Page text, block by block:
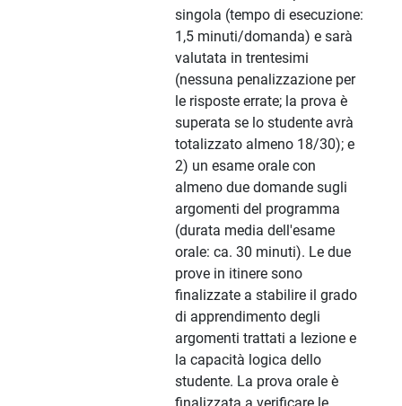
singola (tempo di esecuzione:
1,5 minuti/domanda) e sarà
valutata in trentesimi
(nessuna penalizzazione per
le risposte errate; la prova è
superata se lo studente avrà
totalizzato almeno 18/30); e
2) un esame orale con
almeno due domande sugli
argomenti del programma
(durata media dell'esame
orale: ca. 30 minuti). Le due
prove in itinere sono
finalizzate a stabilire il grado
di apprendimento degli
argomenti trattati a lezione e
la capacità logica dello
studente. La prova orale è